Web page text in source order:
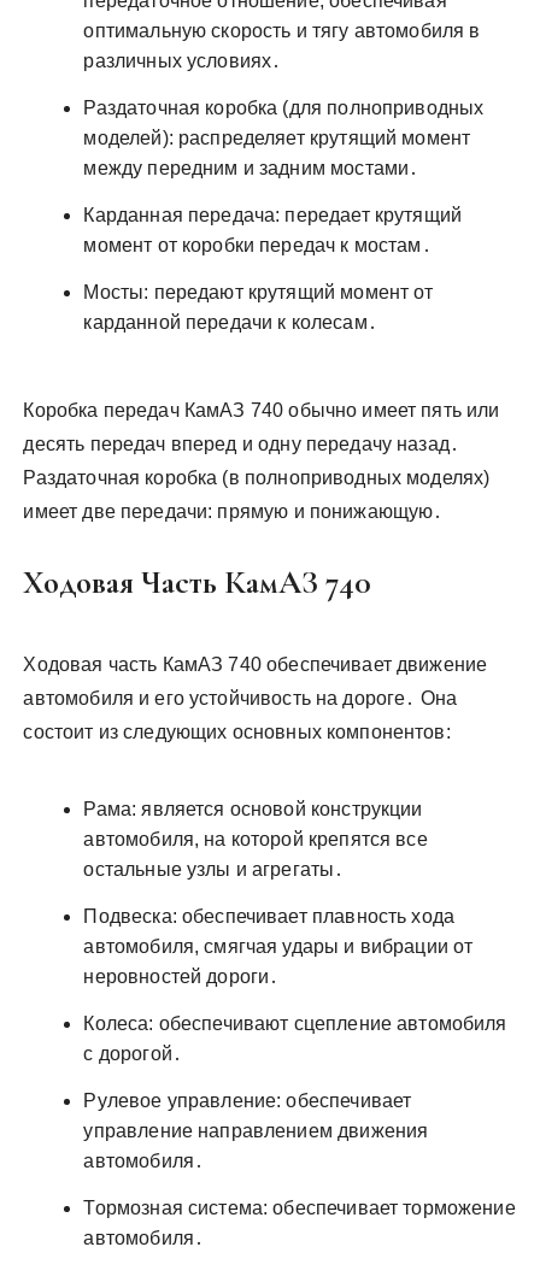
оптимальную скорость и тягу автомобиля в
различных условиях․
Раздаточная коробка (для полноприводных
моделей): распределяет крутящий момент
между передним и задним мостами․
Карданная передача: передает крутящий
момент от коробки передач к мостам․
Мосты: передают крутящий момент от
карданной передачи к колесам․
Коробка передач КамАЗ 740 обычно имеет пять или
десять передач вперед и одну передачу назад․
Раздаточная коробка (в полноприводных моделях)
имеет две передачи: прямую и понижающую․
Ходовая Часть КамАЗ 740
Ходовая часть КамАЗ 740 обеспечивает движение
автомобиля и его устойчивость на дороге․ Она
состоит из следующих основных компонентов:
Рама: является основой конструкции
автомобиля, на которой крепятся все
остальные узлы и агрегаты․
Подвеска: обеспечивает плавность хода
автомобиля, смягчая удары и вибрации от
неровностей дороги․
Колеса: обеспечивают сцепление автомобиля
с дорогой․
Рулевое управление: обеспечивает
управление направлением движения
автомобиля․
Тормозная система: обеспечивает торможение
автомобиля․